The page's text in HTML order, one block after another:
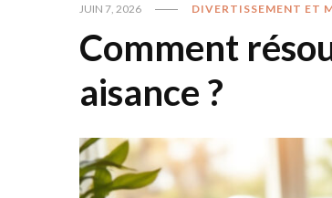
JUIN 7, 2026 DIVERTISSEMENT ET
Comment
aisance ?